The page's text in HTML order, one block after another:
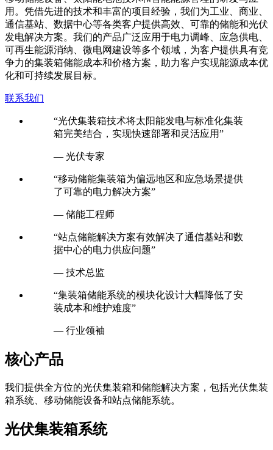
通信基站、数据中心等各类客户提供高效、可靠的储能和光伏
发电解决方案。我们的产品广泛应用于电力调峰、应急供电、
可再生能源消纳、微电网建设等多个领域，为客户提供具有竞
争力的集装箱储能成本和价格方案，助力客户实现能源成本优
化和可持续发展目标。
联系我们
箱完美结合，实现快速部署和灵活应用”
— 光伏专家
“移动储能集装箱为偏远地区和应急场景提供
了可靠的电力解决方案”
— 储能工程师
“站点储能解决方案有效解决了通信基站和数
据中心的电力供应问题”
— 技术总监
“集装箱储能系统的模块化设计大幅降低了安
装成本和维护难度”
— 行业领袖
箱系统、移动储能设备和站点储能系统。
50kW-500kW